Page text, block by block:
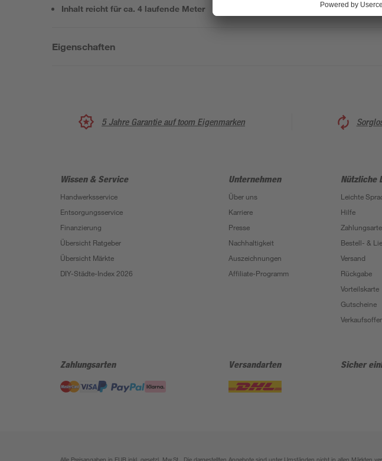
Inhalt reicht für ca. 4 laufende Meter
Eigenschaften
5 Jahre Garantie auf toom Eigenmarken
Wissen & Service
Handwerksservice
Entsorgungsservice
Finanzierung
Übersicht Ratgeber
Übersicht Märkte
DIY-Städte-Index 2026
Unternehmen
Über uns
Karriere
Presse
Nachhaltigkeit
Auszeichnungen
Affiliate-Programm
Nützliche
Leichte
Hilfe
Bestell- &
Versand
Rückgabe
Vorteilskarte
Gutscheine
Zahlungsarten Versandarten Sicher
Alle Preisangaben in EUR inkl. gesetzl. MwSt.. Die dargestellten Angebote sind unter Umständen nicht in allen Märkten